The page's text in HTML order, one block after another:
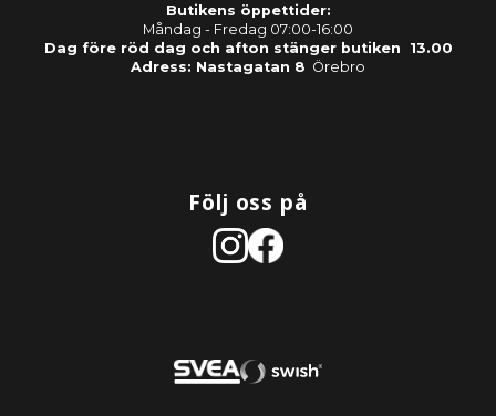
Butikens öppettider:
Måndag - Fredag 07:00-16:00
Dag före röd dag och afton stänger butiken 13.00
Adress: Nastagatan 8 Örebro
Följ oss på